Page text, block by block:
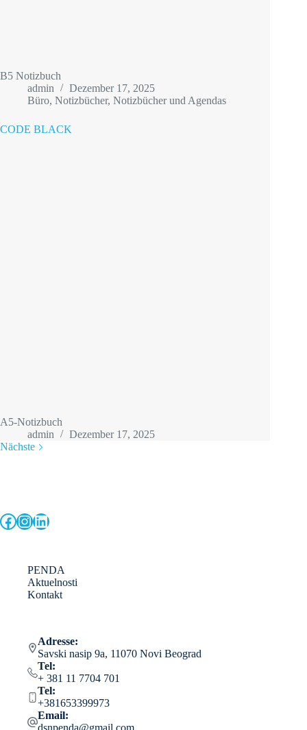
B5 Notizbuch
admin
Dezember 17, 2025
Büro, Notizbücher, Notizbücher und Agendas
CODE BLACK
A5-Notizbuch
admin
Dezember 17, 2025
Nächste
Facebook
Instagram
LinkedIn
PENDA
Aktuelnosti
Kontakt
Adresse:
Savski nasip 9a, 11070 Novi Beograd
Tel:
+ 381 11 7704 701
Tel:
+381653399973
Email: